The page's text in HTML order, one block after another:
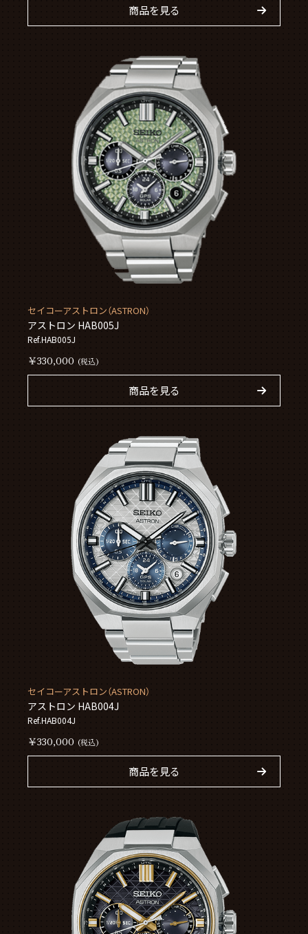
商品を見る
セイコーアストロン（ASTRON）
アストロン HAB005J
Ref.HAB005J
￥330,000 (税込)
商品を見る
セイコーアストロン（ASTRON）
アストロン HAB004J
Ref.HAB004J
￥330,000 (税込)
商品を見る